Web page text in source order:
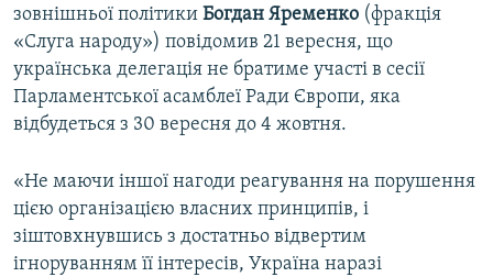
зовнішньої політики Богдан Яременко (фракція
«Слуга народу») повідомив 21 вересня, що
українська делегація не братиме участі в сесії
Парламентської асамблеї Ради Європи, яка
відбудеться з 30 вересня до 4 жовтня.
«Не маючи іншої нагоди реагування на порушення
цією організацією власних принципів, і
зіштовхнувшись з достатньо відвертим
ігноруванням її інтересів, Україна наразі